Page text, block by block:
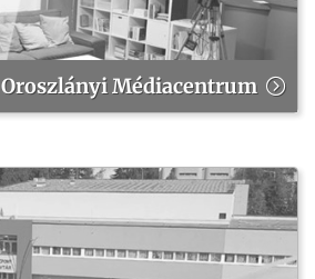
Oroszlányi Médiacentrum